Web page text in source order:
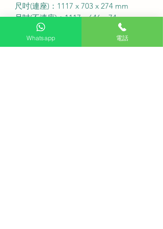
尺吋(連座)：1117 x 703 x 274 mm
尺吋(不連座)：1117 x 646 x 74 mm
免費座檯安裝：購買此產品可享免費
Whatsapp 電話